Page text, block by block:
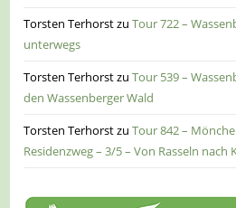
Torsten TerhorstzuTour 722 –
unterwegs
Torsten TerhorstzuTour 539 –
den Wassenberger Wald
Torsten TerhorstzuTour 842 –
Residenzweg – 3/5 – Von Rasseln nach